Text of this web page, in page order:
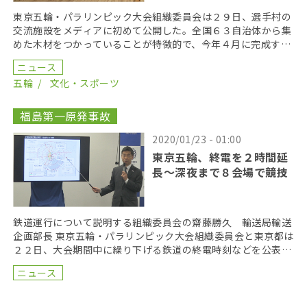
東京五輪・パラリンピック大会組織委員会は２９日、選手村の
交流施設をメディアに初めて公開した。全国６３自治体から集
めた木材をつかっていることが特徴的で、今年４月に完成す
る。 中央区晴海にある選手村の北東部入り口に位置する交
[…]
ニュース
五輪
文化・スポーツ
福島第一原発事故
2020/01/23 - 01:00
東京五輪、終電を２時間延
長～深夜まで８会場で競技
鉄道運行について説明する組織委員会の齋藤勝久 輸送局輸送
企画部長 東京五輪・パラリンピック大会組織委員会と東京都は
２２日、大会期間中に繰り下げる鉄道の終電時刻などを公表し
た。東京五輪の競技が深夜にまで及ぶため、通常より最 […]
ニュース